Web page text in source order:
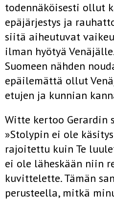
todennäköisesti ollut
epäjärjestys ja
siitä aiheutuvat
ilman hyötyä
Suomeen nähden
epäilemättä ollut
etujen ja kunnian
Witte kertoo Gerardin
»Stolypin ei ole
rajoitettu kuin Te
ei ole lähes­kään niin
kuvittelette. Tämän
perusteella, mitkä